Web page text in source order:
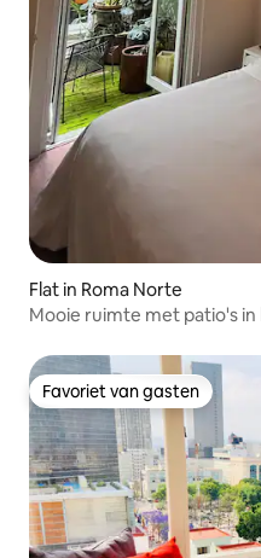
Flat in Roma Norte
Mooie ruimte met patio's
Favoriet van gasten
Favoriet van gasten